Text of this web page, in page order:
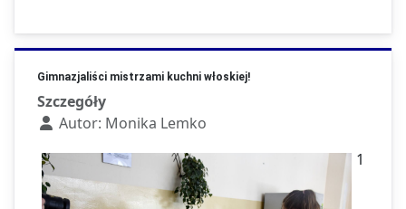
Gimnazjaliści mistrzami kuchni włoskiej!
Szczegóły
Autor: Monika Lemko
1